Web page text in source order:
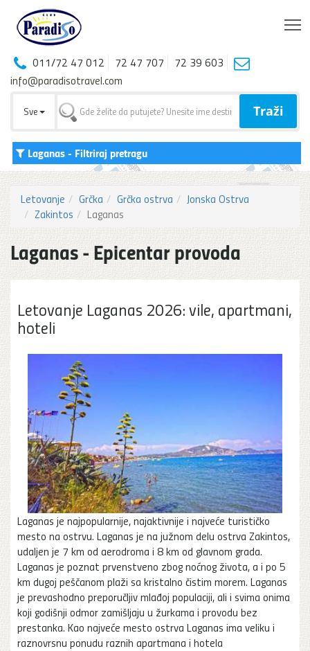
011/72 47 012 72 47 707
72 39 603
info@paradisotravel.com
Sve Traži
Laganas- Filtriraj pretragu
Letovanje Grčka Grčka ostrva
Jonska Ostrva
Zakintos
Laganas
Laganas - Epicentar provoda
Letovanje Laganas 2026: vile, apartmani,
hoteli
Laganas je najpopularnije, najaktivnije i najveće turističko
mesto na ostrvu. Laganas je na južnom delu ostrva Zakintos,
udaljen je 7 km od aerodroma i 8 km od glavnom grada.
Laganas je poznat prvenstveno zbog noćnog života, a i po 5
km dugoj peščanom plaži sa kristalno čistim morem. Laganas
je prevashodno preporučljiv mlađoj populaciji, ali i svima onima
koji godišnji odmor zamišljaju u žurkama i provodu bez
prestanka. Kao najveće mesto ostrva Laganas ima veliku i
raznovrsnu ponudu raznih apartmana i hotela